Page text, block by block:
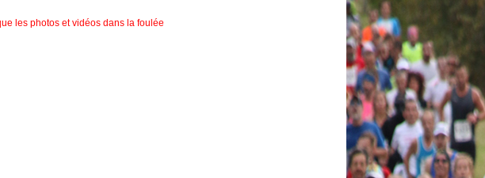
les photos et vidéos dans la foulée